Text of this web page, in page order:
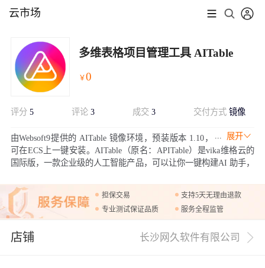
云市场
多维表格项目管理工具 AITable
￥0
评分 5 评论 3 成交 3 交付方式镜像
展开
由Websoft9提供的 AITable 镜像环境，预装版本 1.10，
可在ECS上一键安装。AITable（原名：APITable）是vika维格云的
国际版，一款企业级的人工智能产品，可以让你一键构建AI 助手，
品，您可以获得升级、变更、维护、救援等免费的技术支持服务。
担保交易
支持5天无理由退款
专业测试保证品质
服务全程监管
店铺 长沙网久软件有限公司